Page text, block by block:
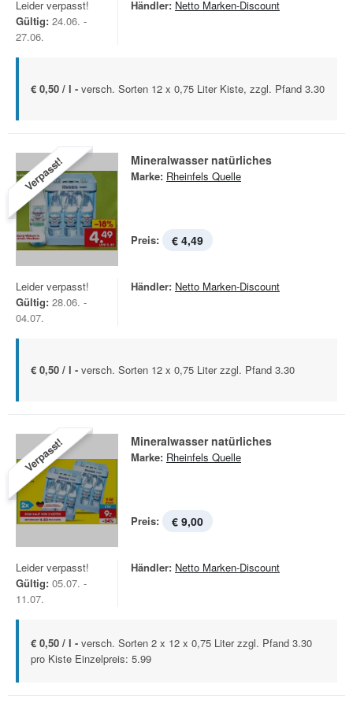
Leider verpasst!
Gültig: 24.06. -
27.06.
Händler: Netto Marken-Discount
€ 0,50 / l - versch. Sorten 12 x 0,75 Liter Kiste, zzgl. Pfand 3.30
Verpasst! Mineralwasser natürliches
Marke: Rheinfels Quelle
Preis: € 4,49
Leider verpasst!
Gültig: 28.06. -
04.07.
Händler: Netto Marken-Discount
€ 0,50 / l - versch. Sorten 12 x 0,75 Liter zzgl. Pfand 3.30
Verpasst! Mineralwasser natürliches
Marke: Rheinfels Quelle
Preis: € 9,00
Leider verpasst!
Gültig: 05.07. -
11.07.
Händler: Netto Marken-Discount
€ 0,50 / l - versch. Sorten 2 x 12 x 0,75 Liter zzgl. Pfand 3.30
pro Kiste Einzelpreis: 5.99